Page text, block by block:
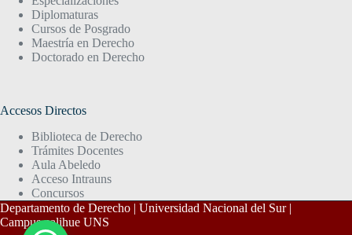
Diplomaturas
Cursos de Posgrado
Maestría en Derecho
Doctorado en Derecho
Accesos Directos
Biblioteca de Derecho
Trámites Docentes
Aula Abeledo
Acceso Intrauns
Concursos
Departamento de Derecho | Universidad Nacional del Sur |
Campus palihue UNS